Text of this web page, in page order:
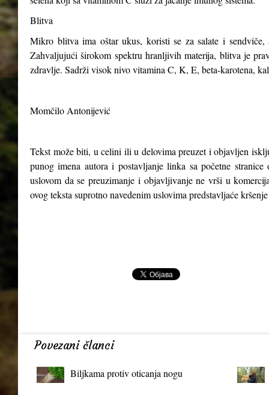
Blitva
Mikro blitva ima oštar ukus, koristi se za salate i
Zahvaljujući širokom spektru hranljivih materija, blitva je
zdravlje. Sadrži visok nivo vitamina C, K, E, beta-karotena,
Momčilo Antonijević
Tekst može biti, u celini ili u delovima preuzet i objavljen
punog imena autora i postavljanje linka sa početne
uslovom da se preuzimanje i objavljivanje ne vrši u
ovog teksta suprotno navedenim uslovima predstavljaće
Povezani članci
Biljkama protiv oticanja nogu